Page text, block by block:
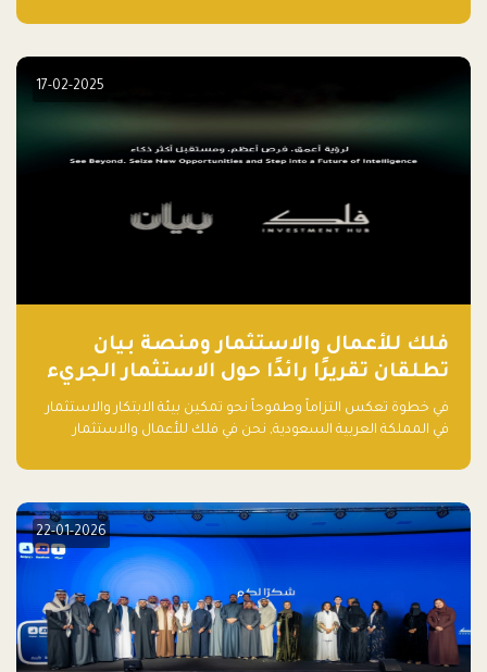
الكثيرون في بداية رحلتهم، وهي التي قد تعرقل نجاحهم. في هذا
17-02-2025
فلك للأعمال والاستثمار ومنصة بيان
تطلقان تقريرًا رائدًا حول الاستثمار الجريء
في الذكاء الاصطناعي بالمملكة العربية
السعودية
في خطوة تعكس التزاماً وطموحاً نحو تمكين بيئة الابتكار والاستثمار
في المملكة العربية السعودية, نحن في فلك للأعمال والاستثمار
الذكاء الاصطناعي: خارطة الطريق للمستثمرين ورواد الأعمال في
22-01-2026